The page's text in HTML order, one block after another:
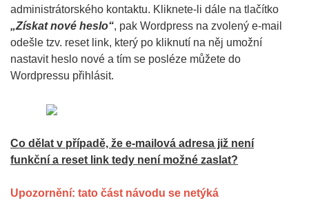
administrátorského kontaktu. Kliknete-li dále na tlačítko
„Získat nové heslo“, pak Wordpress na zvolený e-mail
odešle tzv. reset link, který po kliknutí na něj umožní
nastavit heslo nové a tím se posléze můžete do
Wordpressu přihlásit.
Co dělat v případě, že e-mailová adresa již není
funkční a reset link tedy není možné zaslat?
Upozornění: tato část návodu se netýká